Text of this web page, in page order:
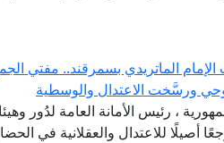
الماتريدي بسمرقند.. مفتي
ورسَّخت الاعتدال والوسطية
، رئيس الأمانة العامة لدُور
أصيلًا للاعتدال والعقلانية في